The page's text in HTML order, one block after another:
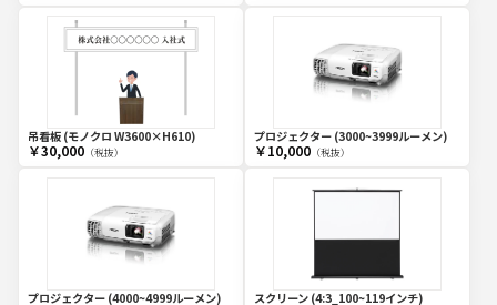
吊看板 (モノクロ W3600×H610)
￥30,000（税抜）
プロジェクター (3000~3999ルーメン)
￥10,000（税抜）
プロジェクター (4000~4999ルーメン) スクリーン (4:3_100~119インチ)